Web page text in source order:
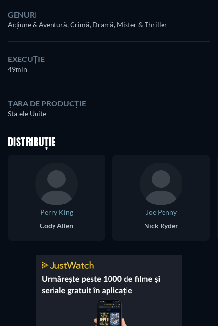
GENURI
Acțiune & Aventură, Crimă, Dramă, Mister & Thriller
EXECUȚIE
49min
ȚARA DE PRODUCȚIE
Statele Unite
DISTRIBUȚIE
Perry King
Cody Allen
Joe Penny
Nick Ryder